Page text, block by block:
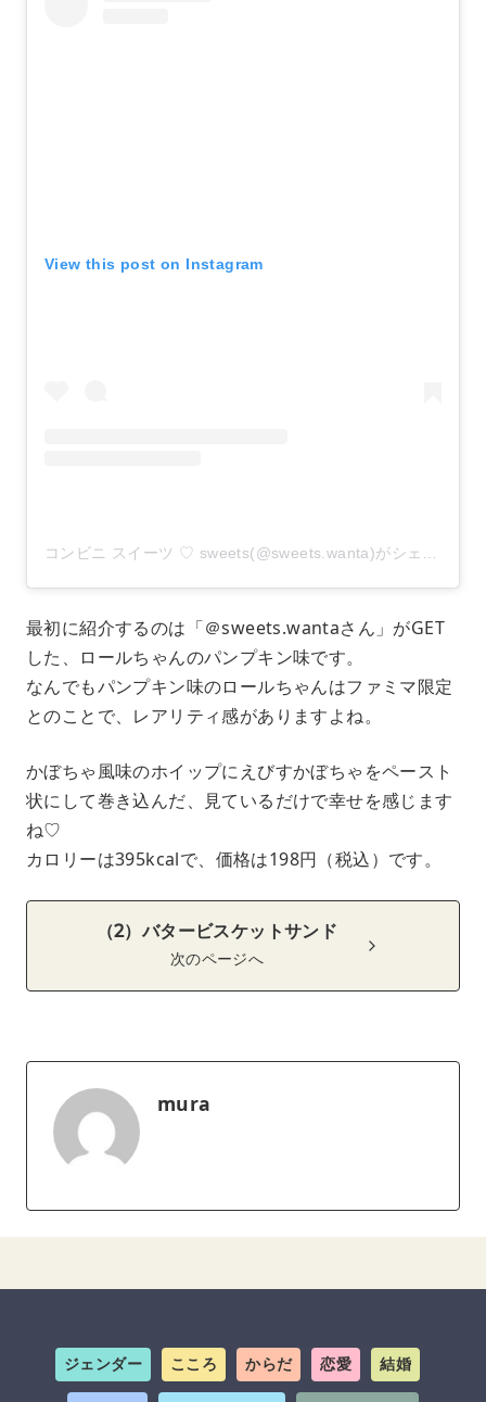
View this post on Instagram
コンビニ スイーツ ♡ sweets(@sweets.wanta)がシェアした投稿
最初に紹介するのは「＠sweets.wantaさん」がGET
した、ロールちゃんのパンプキン味です。
なんでもパンプキン味のロールちゃんはファミマ限定
とのことで、レアリティ感がありますよね。
かぼちゃ風味のホイップにえびすかぼちゃをペースト
状にして巻き込んだ、見ているだけで幸せを感じます
ね♡
カロリーは395kcalで、価格は198円（税込）です。
（2）バタービスケットサンド
次のページへ
mura
ジェンダー こころ からだ 恋愛 結婚